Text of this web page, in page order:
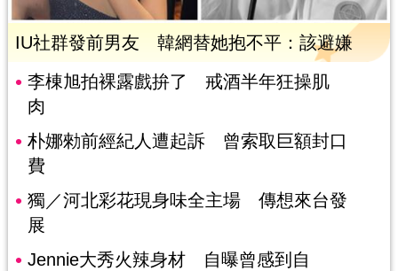
IU社群發前男友 韓網替她抱不平：該避嫌
李棟旭拍裸露戲拚了 戒酒半年狂操肌
肉
朴娜勑前經紀人遭起訴 曾索取巨額封口
費
獨／河北彩花現身味全主場 傳想來台發
展
Jennie大秀火辣身材 自曝曾感到自